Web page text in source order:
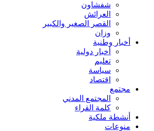
شفشاون
العرائش
القصر الصغير والكبير
وزان
أخبار وطنية
أخبار دولية
تعليم
سياسة
اقتصاد
مجتمع
المجتمع المدني
كلمة القراء
أنشطة ملكية
منوعات